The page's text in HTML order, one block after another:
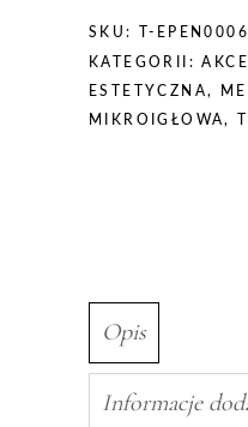
-
kartridż
12-
igłowy
SKU: T-
KATEGORII:
ESTETYCZNA,
MIKROIGŁOWA,
Opis
Informacje